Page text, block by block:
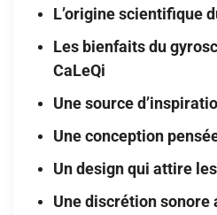
L’origine scientifique
Les bienfaits du
CaLeQi
Une source
Une conception
Un design qui attire
Une discrétion sonore